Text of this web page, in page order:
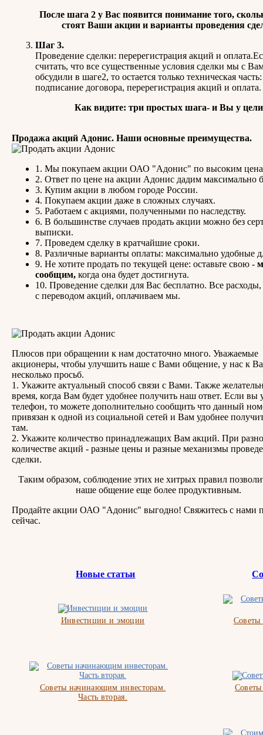
После шага 2 у Вас появится понимание того,
стоят Ваши акции и варианты проведения
Шаг 3.
Проведение сделки: перерегистрация акций и
считать, что все существенные условия сделки мы с
обсудили в шаге2, то остается только техническая часть:
подписание договора, перерегистрация акций и оплата.
Как видите: три простых шага- и Вы у
Продажа акций Адонис. Наши основные преимущества.
1. Мы покупаем акции ОАО "Адонис" по высоким
2. Ответ по цене на акции Адонис дадим максимально
3. Купим акции в любом городе России.
4. Покупаем акции даже в сложных случаях.
5. Работаем с акциями, полученными по наследству.
6. В большинстве случаев продать акции можно без
выписки.
7. Проведем сделку в кратчайшие сроки.
8. Различные варианты оплаты: максимально удобные
9. Не хотите продать по текущей цене: оставьте свою -
сообщим, когда она будет достигнута.
10. Проведение сделки для Вас бесплатно. Все
с переводом акций, оплачиваем мы.
Плюсов при обращении к нам достаточно много. Уважаемые
акционеры, чтобы улучшить наше с Вами общение, у нас к
несколько просьб.
1. Укажите актуальный способ связи с Вами. Также
время, когда Вам будет удобнее получить наш ответ. Если вы
телефон, то можете дополнительно сообщить что данный
привязан к одной из социальной сетей и Вам удобнее
там.
2. Укажите количество принадлежащих Вам акций. При
количестве акций - разные цены и разные механизмы
сделки.
Таким образом, соблюдение этих не хитрых правил
наше общение еще более продуктивным.
Продайте акции ОАО "Адонис" выгодно! Свяжитесь с нами
сейчас.
Новые статьи
Инвестиции и эмоции Советы
Советы начинающим инвесторам.
Часть вторая.